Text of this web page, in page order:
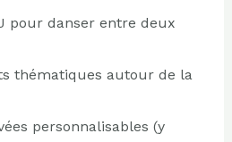
pour danser entre deux
thématiques autour de la
personnalisables (y